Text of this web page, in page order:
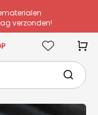
verzonden!